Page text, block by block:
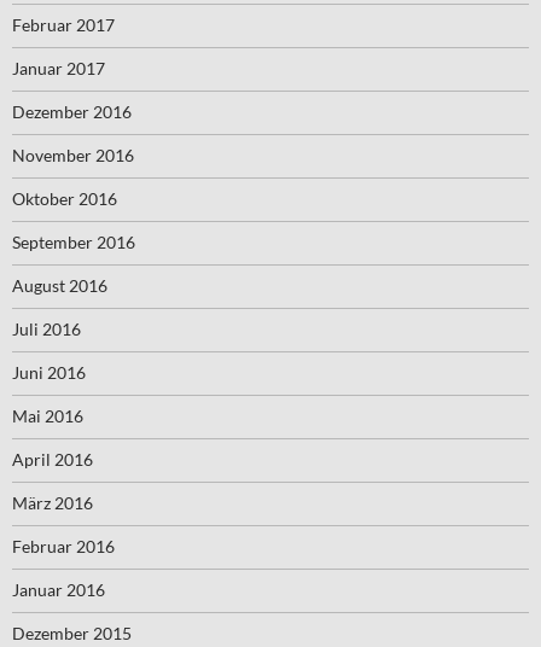
Februar 2017
Januar 2017
Dezember 2016
November 2016
Oktober 2016
September 2016
August 2016
Juli 2016
Juni 2016
Mai 2016
April 2016
März 2016
Februar 2016
Januar 2016
Dezember 2015